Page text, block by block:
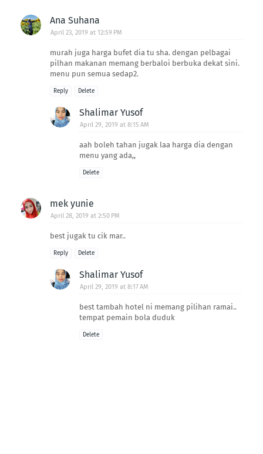
Ana Suhana
April 23, 2019 at 12:59 PM
murah juga harga bufet dia tu sha. dengan pelbagai
pilhan makanan memang berbaloi berbuka dekat sini.
menu pun semua sedap2.
Reply Delete
Shalimar Yusof
April 29, 2019 at 8:15 AM
aah boleh tahan jugak laa harga dia dengan
menu yang ada,,
Delete
mek yunie
April 28, 2019 at 2:50 PM
best jugak tu cik mar..
Reply Delete
Shalimar Yusof
April 29, 2019 at 8:17 AM
best tambah hotel ni memang pilihan ramai..
tempat pemain bola duduk
Delete